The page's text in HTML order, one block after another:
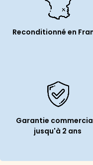
Reconditionné en
Garantie
jusqu'à 2 ans